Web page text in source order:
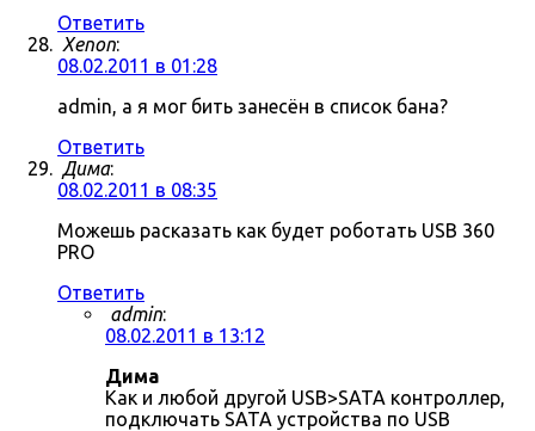
Ответить
Xenon:
08.02.2011 в 01:28
admin, а я мог бить занесён в список бана?
Ответить
Дима:
08.02.2011 в 08:35
Можешь расказать как будет роботать USB 360
PRO
Ответить
admin:
08.02.2011 в 13:12
Дима
Как и любой другой USB>SATA контроллер,
подключать SATA устройства по USB